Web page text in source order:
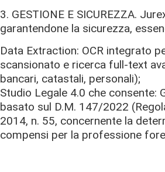
3. GESTIONE E SICUREZZA.
garantendone la sicurezza,
Data Extraction: OCR integrato
scansionato e ricerca full-text
bancari, catastali, personali);
Studio Legale 4.0 che
basato sul D.M. 147/2022
2014, n. 55, concernente la
compensi per la professione